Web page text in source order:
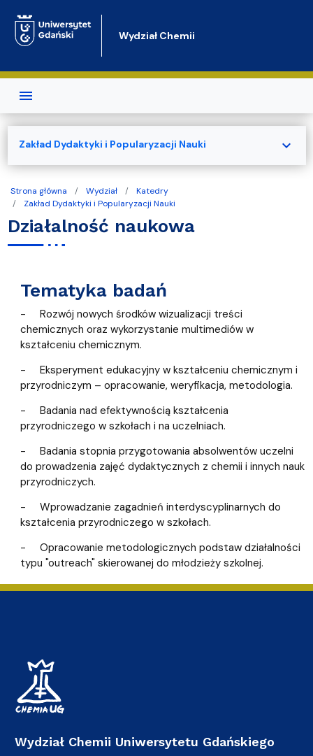
Wydział Chemii
Strona główna Wydział
Katedry
Zakład Dydaktyki i Popularyzacji Nauki
Działalność naukowa
Tematyka badań
- Rozwój nowych środków wizualizacji treści
chemicznych oraz wykorzystanie multimediów w
kształceniu chemicznym.
- Eksperyment edukacyjny w kształceniu chemicznym i
przyrodniczym – opracowanie, weryfikacja, metodologia.
- Badania nad efektywnością kształcenia
przyrodniczego w szkołach i na uczelniach.
- Badania stopnia przygotowania absolwentów uczelni
do prowadzenia zajęć dydaktycznych z chemii i innych nauk
przyrodniczych.
- Wprowadzanie zagadnień interdyscyplinarnych do
kształcenia przyrodniczego w szkołach.
- Opracowanie metodologicznych podstaw działalności
typu "outreach" skierowanej do młodzieży szkolnej.
Zakład Dydaktyki i Popularyzacji Nauki expand_more
Wydział Chemii Uniwersytetu Gdańskiego